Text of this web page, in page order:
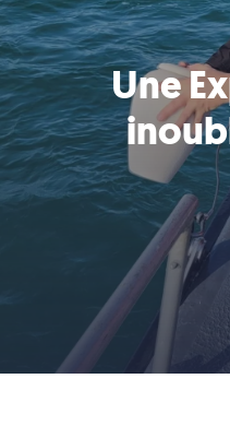
Une